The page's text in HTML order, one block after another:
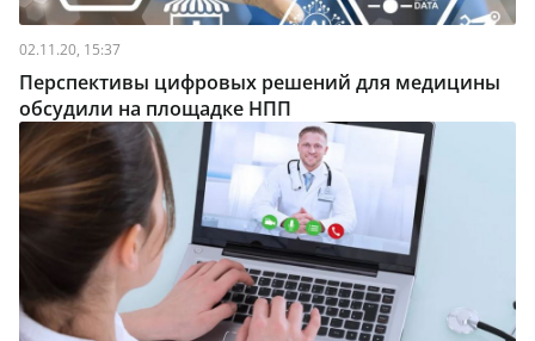
02.11.20, 15:37
Перспективы цифровых решений для медицины
обсудили на площадке НПП